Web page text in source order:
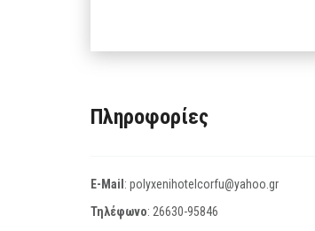
Πληροφορίες
E-Mail : polyxenihotelcorfu@yahoo.gr
Τηλέφωνο: 26630-95846